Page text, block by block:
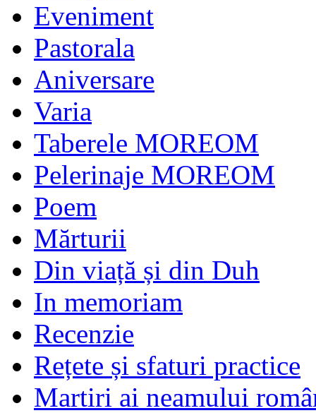
Eveniment
Pastorala
Aniversare
Varia
Taberele MOREOM
Pelerinaje MOREOM
Poem
Mărturii
Din viață și din Duh
In memoriam
Recenzie
Rețete și sfaturi practice
Martiri ai neamului